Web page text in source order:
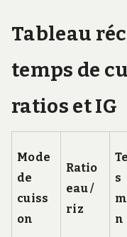
Tableau
temps de
ratios et IG
Mode
de
cuiss
on
Ratio
eau /
riz
s
n